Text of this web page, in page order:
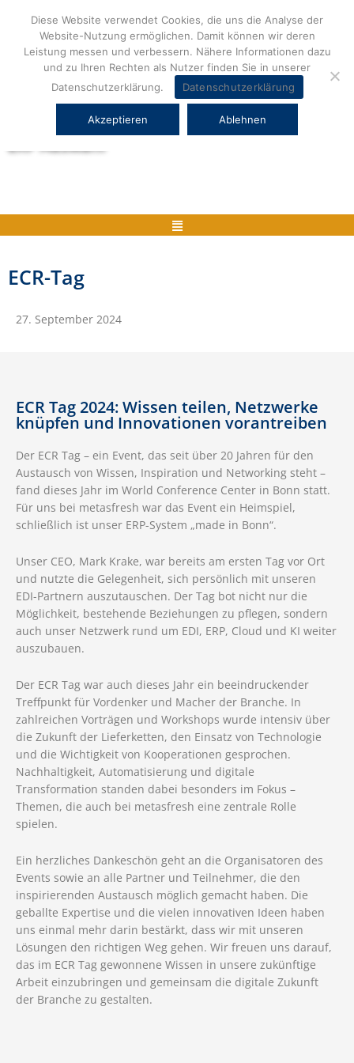
springen
Herstellerneutrale ERP Beratung und
Menü
ECR-Tag
27. September 2024
ECR Tag 2024: Wissen teilen, Netzwerke
knüpfen und Innovationen vorantreiben
Der ECR Tag – ein Event, das seit über 20 Jahren für den
Austausch von Wissen, Inspiration und Networking steht –
fand dieses Jahr im World Conference Center in Bonn statt.
Für uns bei metasfresh war das Event ein Heimspiel,
schließlich ist unser ERP-System „made in Bonn“.
Unser CEO, Mark Krake, war bereits am ersten Tag vor Ort
und nutzte die Gelegenheit, sich persönlich mit unseren
EDI-Partnern auszutauschen. Der Tag bot nicht nur die
Möglichkeit, bestehende Beziehungen zu pflegen, sondern
auch unser Netzwerk rund um EDI, ERP, Cloud und KI weiter
auszubauen.
Der ECR Tag war auch dieses Jahr ein beeindruckender
Treffpunkt für Vordenker und Macher der Branche. In
zahlreichen Vorträgen und Workshops wurde intensiv über
die Zukunft der Lieferketten, den Einsatz von Technologie
und die Wichtigkeit von Kooperationen gesprochen.
Nachhaltigkeit, Automatisierung und digitale
Transformation standen dabei besonders im Fokus –
Themen, die auch bei metasfresh eine zentrale Rolle
spielen.
Ein herzliches Dankeschön geht an die Organisatoren des
Events sowie an alle Partner und Teilnehmer, die den
inspirierenden Austausch möglich gemacht haben. Die
geballte Expertise und die vielen innovativen Ideen haben
uns einmal mehr darin bestärkt, dass wir mit unseren
Lösungen den richtigen Weg gehen. Wir freuen uns darauf,
das im ECR Tag gewonnene Wissen in unsere zukünftige
Arbeit einzubringen und gemeinsam die digitale Zukunft
der Branche zu gestalten.
Diese Website verwendet Cookies, die uns die Analyse der
Website-Nutzung ermöglichen. Damit können wir deren
Leistung messen und verbessern. Nähere Informationen dazu
und zu Ihren Rechten als Nutzer finden Sie in unserer
Datenschutzerklärung.
Datenschutzerklärung
Akzeptieren Ablehnen